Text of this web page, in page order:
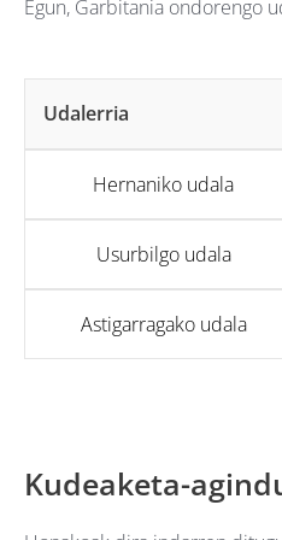
Egun, Garbitania ondorengo
Udalerria
Hernaniko udala
Usurbilgo udala
Astigarragako udala
Kudeaketa-